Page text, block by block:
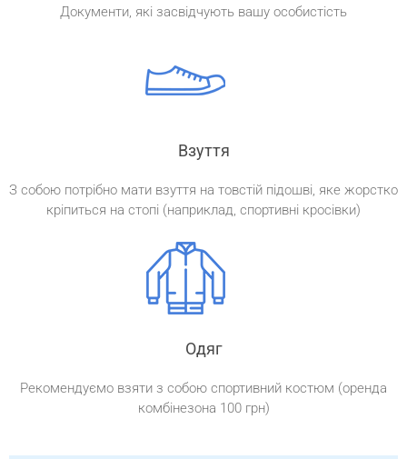
Документи, які засвідчують вашу особистість
Взуття
З собою потрібно мати взуття на товстій підошві, яке жорстко
кріпиться на стопі (наприклад, спортивні кросівки)
Одяг
Рекомендуємо взяти з собою спортивний костюм (оренда
комбінезона 100 грн)